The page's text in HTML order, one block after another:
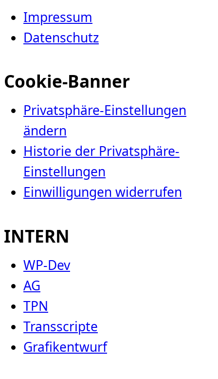
Impressum
Datenschutz
Cookie-Banner
Privatsphäre-Einstellungen
ändern
Historie der Privatsphäre-
Einstellungen
Einwilligungen widerrufen
INTERN
WP-Dev
AG
TPN
Transscripte
Grafikentwurf